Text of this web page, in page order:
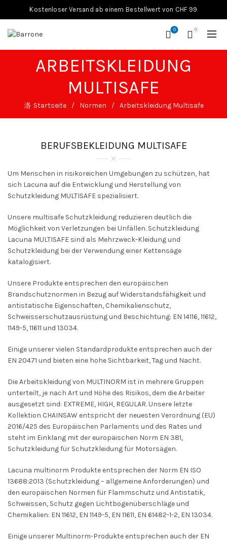
Kostenloser Versand ab einem Bestellwert von CHF 99
0 0
ARBEITSKLEIDUNG
MULTISAFE
Startseite Normen Arbeitskleidung Multisafe
BERUFSBEKLEIDUNG MULTISAFE
Um Menschen in risikoreichen Umgebungen zu schützen, hat
sich Lacuna auf die Entwicklung und Herstellung von
Schutzkleidung MULTISAFE spezialisiert.
Unsere multisafe Schutzkleidung reduzieren deutlich die
Möglichkeit von Verletzungen bei Unfällen. Schutzkleidung
Lacuna MULTISAFE sind als Mehrzweck-Kleidung und
Schutzkleidung bei der Verwendung einer Kettensäge
katalogisiert.
Unsere Produkte entsprechen den europäischen
Brandschutznormen in Bezug auf Widerstandsfähigkeit und
antistatische Eigenschaften, Chemikalienschutz,
Schweisserschutzausrüstung und Beschichtung: EN 14116, 11612,
1149-5, 11611 und 13034.
Einige unserer vielen Standardprodukte entsprechen auch der
EN 20471 und bieten eine hohe Sichtbarkeit, Tag und Nacht.
Die Arbeitskleidung von MULTINORM ist in mehrere Gruppen
unterteilt, je nach Art und Höhe des Risikos, dem die Arbeiter
ausgesetzt sind: EXTREME, HIGH, REGULAR. Unsere letzte
Kollektion CHAINSAW entspricht der neuesten Verordnung (EU)
2016/425 des Europäischen Parlaments und des Rates und
steht im Einklang mit der europäischen Norm EN 381,
Schutzkleidung für Schutzkleidung für Motorsägen.
Lacuna multinorm Produkte entsprechen der Norm EN ISO
13688:2013 (Schutzkleidung – allgemeine Anforderungen) und
den europäischen Normen für Flammschutz und Antistatik,
Schweissen, Schutz gegen Lichtbogenüberschläge und
Chemikalien: EN 11612, EN 1149-5, EN 11611, EN 61482-1-2, EN 13034.
Einige unserer Multinorm-Produkte entsprechen auch der EN